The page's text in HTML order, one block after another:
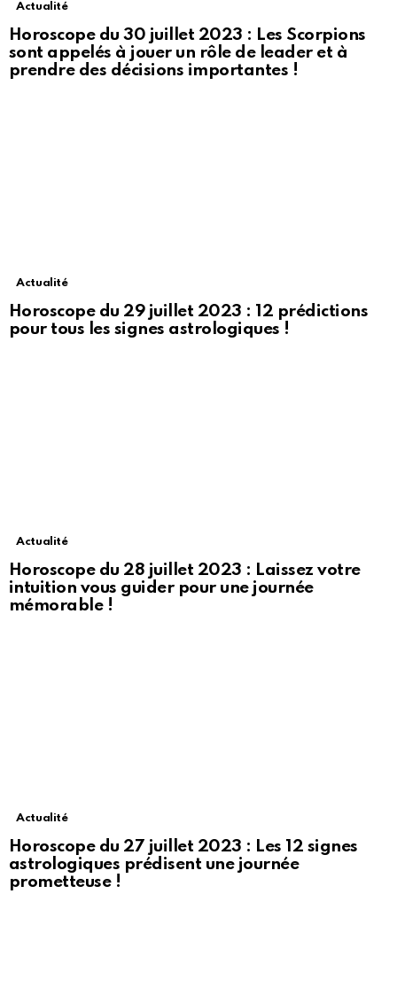
Actualité
Horoscope du 30 juillet 2023 : Les Scorpions
sont appelés à jouer un rôle de leader et à
prendre des décisions importantes !
Actualité
Horoscope du 29 juillet 2023 : 12 prédictions
pour tous les signes astrologiques !
Actualité
Horoscope du 28 juillet 2023 : Laissez votre
intuition vous guider pour une journée
mémorable !
Actualité
Horoscope du 27 juillet 2023 : Les 12 signes
astrologiques prédisent une journée
prometteuse !